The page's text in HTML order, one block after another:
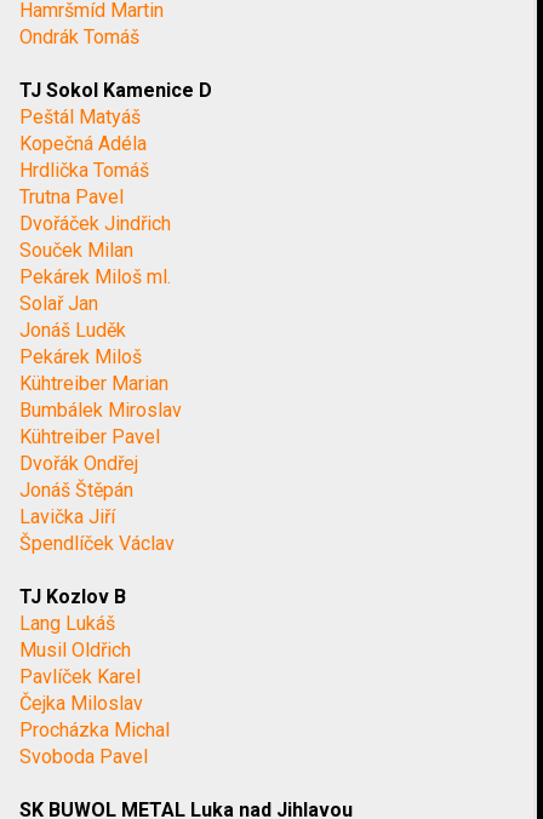
Hamršmíd Martin
Ondrák Tomáš
TJ Sokol Kamenice D
Peštál Matyáš
Kopečná Adéla
Hrdlička Tomáš
Trutna Pavel
Dvořáček Jindřich
Souček Milan
Pekárek Miloš ml.
Solař Jan
Jonáš Luděk
Pekárek Miloš
Kühtreiber Marian
Bumbálek Miroslav
Kühtreiber Pavel
Dvořák Ondřej
Jonáš Štěpán
Lavička Jiří
Špendlíček Václav
TJ Kozlov B
Lang Lukáš
Musil Oldřich
Pavlíček Karel
Čejka Miloslav
Procházka Michal
Svoboda Pavel
SK BUWOL METAL Luka nad Jihlavou